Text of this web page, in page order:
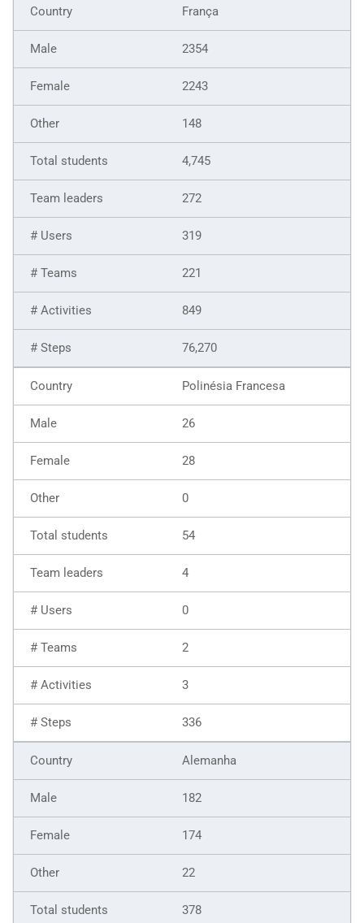
França
2354
2243
148
4,745
272
319
221
849
76,270
Polinésia Francesa
26
28
0
54
4
0
2
3
336
Alemanha
182
174
22
378